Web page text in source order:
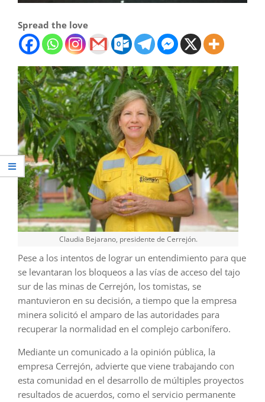
Spread the love
Claudia Bejarano, presidente de Cerrejón.
Pese a los intentos de lograr un entendimiento para que
se levantaran los bloqueos a las vías de acceso del tajo
sur de las minas de Cerrejón, los tomistas, se
mantuvieron en su decisión, a tiempo que la empresa
minera solicitó el amparo de las autoridades para
recuperar la normalidad en el complejo carbonífero.
Mediante un comunicado a la opinión pública, la
empresa Cerrejón, advierte que viene trabajando con
esta comunidad en el desarrollo de múltiples proyectos
resultados de acuerdos, como el servicio permanente